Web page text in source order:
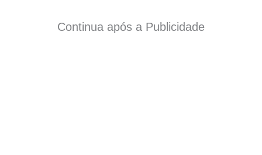
Continua após a Publicidade